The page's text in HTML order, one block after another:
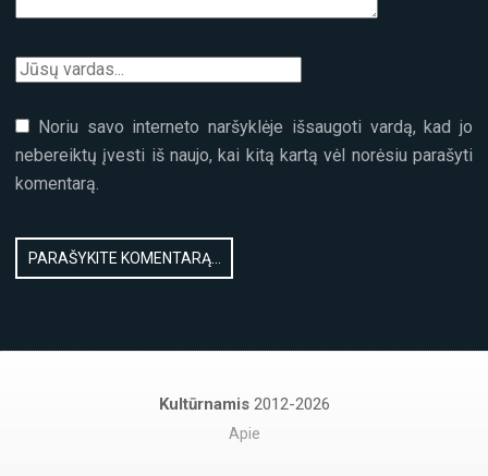
Noriu savo interneto naršyklėje išsaugoti vardą, kad jo
nebereiktų įvesti iš naujo, kai kitą kartą vėl norėsiu parašyti
komentarą.
Kultūrnamis 2012-2026
Apie